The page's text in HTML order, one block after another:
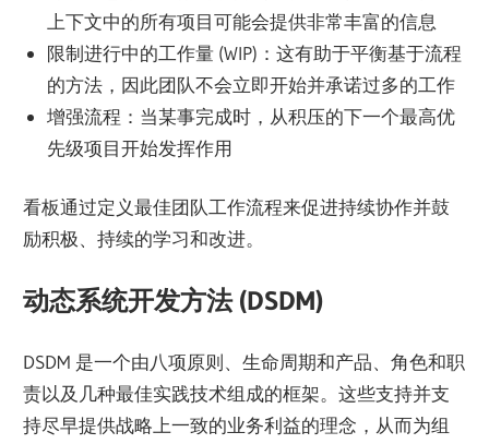
上下文中的所有项目可能会提供非常丰富的信息
限制进行中的工作量 (WIP)：这有助于平衡基于流程
的方法，因此团队不会立即开始并承诺过多的工作
增强流程：当某事完成时，从积压的下一个最高优
先级项目开始发挥作用
看板通过定义最佳团队工作流程来促进持续协作并鼓
励积极、持续的学习和改进。
动态系统开发方法 (DSDM)
DSDM 是一个由八项原则、生命周期和产品、角色和职
责以及几种最佳实践技术组成的框架。这些支持并支
持尽早提供战略上一致的业务利益的理念，从而为组